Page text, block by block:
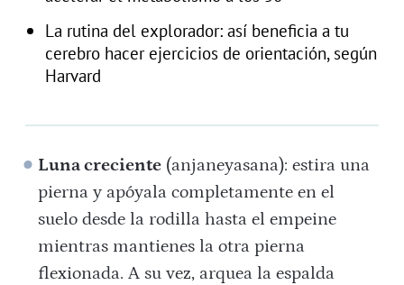
La rutina del explorador: así beneficia a tu
cerebro hacer ejercicios de orientación, según
Harvard
Luna creciente (anjaneyasana): estira una
pierna y apóyala completamente en el
suelo desde la rodilla hasta el empeine
mientras mantienes la otra pierna
flexionada. A su vez, arquea la espalda